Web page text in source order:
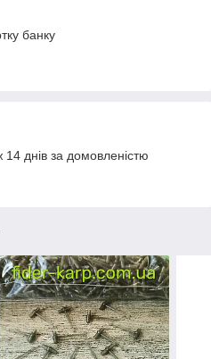
банку
днів за домовленістю